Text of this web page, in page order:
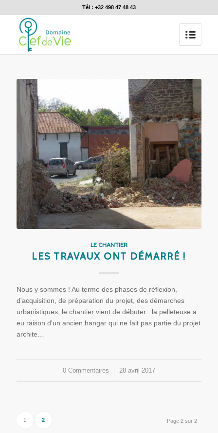
Tél : +32 498 47 48 43
LE CHANTIER
LES TRAVAUX ONT DÉMARRÉ !
Nous y sommes ! Au terme des phases de réflexion,
d'acquisition, de préparation du projet, des démarches
urbanistiques, le chantier vient de débuter : la pelleteuse a
eu raison d'un ancien hangar qui ne fait pas partie du projet
archite…
0 Commentaires
/ 28 avril 2017
Page 2 sur 2
1 2